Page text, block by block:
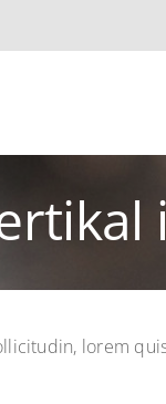
lorem